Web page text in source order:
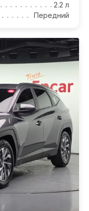
2.2 л
Передний